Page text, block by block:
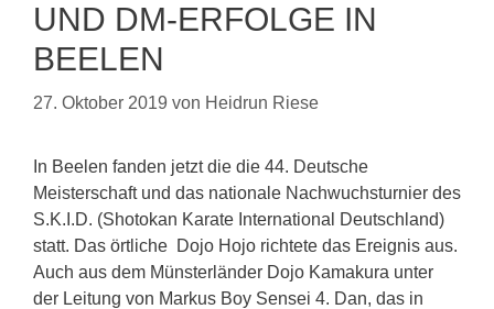
UND DM-ERFOLGE IN
BEELEN
27. Oktober 2019 von Heidrun Riese
In Beelen fanden jetzt die die 44. Deutsche
Meisterschaft und das nationale Nachwuchsturnier des
S.K.I.D. (Shotokan Karate International Deutschland)
statt. Das örtliche Dojo Hojo richtete das Ereignis aus.
Auch aus dem Münsterländer Dojo Kamakura unter
der Leitung von Markus Boy Sensei 4. Dan, das in